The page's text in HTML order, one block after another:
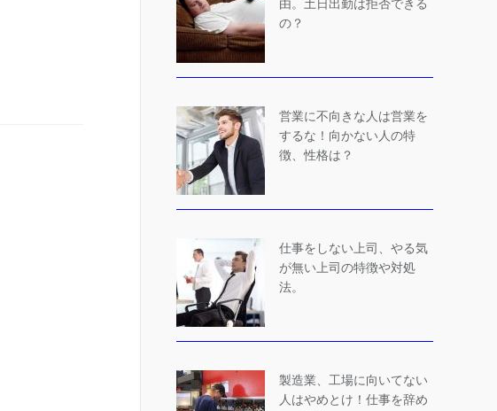
由。土日出勤は拒否できる
の？
営業に不向きな人は営業を
するな！向かない人の特
徴、性格は？
仕事をしない上司、やる気
が無い上司の特徴や対処
法。
製造業、工場に向いてない
人はやめとけ！仕事を辞め